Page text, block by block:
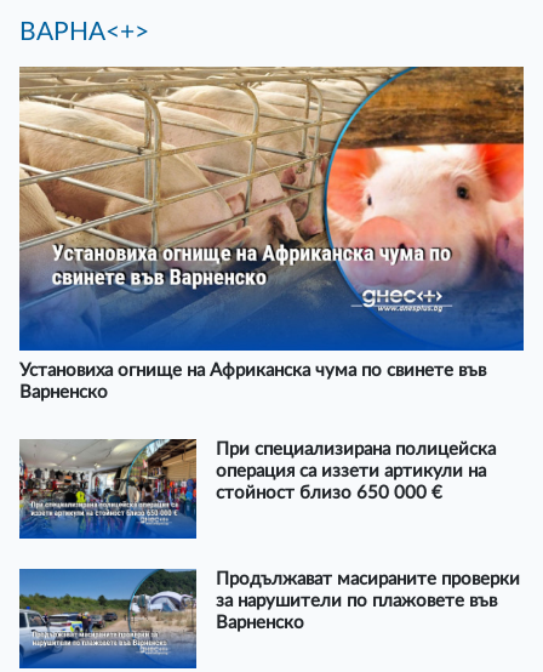
ВАРНА<+>
Установиха огнище на Африканска чума по свинете във
Варненско
При специализирана полицейска
операция са иззети артикули на
стойност близо 650 000 €
Продължават масираните проверки
за нарушители по плажовете във
Варненско